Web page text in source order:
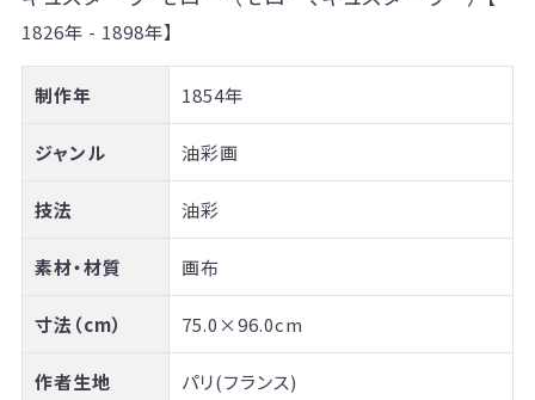
1826年 - 1898年】
制作年 1854年
ジャンル 油彩画
技法 油彩
素材・材質 画布
寸法（cm） 75.0×96.0cm
作者生地 パリ(フランス)